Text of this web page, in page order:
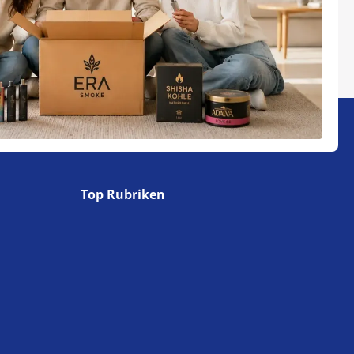
Top Rubriken